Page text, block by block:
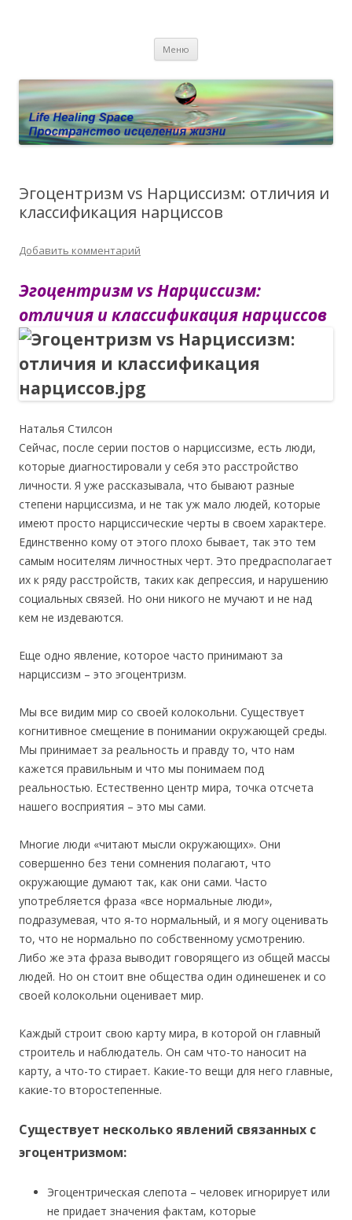
Личный сайт Елены Барымовой
исцелении воспоминанием и ренкарнационике. Услуги.
Меню
Эгоцентризм vs Нарциссизм: отличия и
классификация нарциссов
Добавить комментарий
Эгоцентризм vs Нарциссизм:
отличия и классификация нарциссов
Наталья Стилсон
Сейчас, после серии постов о нарциссизме, есть люди,
которые диагностировали у себя это расстройство
личности. Я уже рассказывала, что бывают разные
степени нарциссизма, и не так уж мало людей, которые
имеют просто нарциссические черты в своем характере.
Единственно кому от этого плохо бывает, так это тем
самым носителям личностных черт. Это предрасполагает
их к ряду расстройств, таких как депрессия, и нарушению
социальных связей. Но они никого не мучают и не над
кем не издеваются.
Еще одно явление, которое часто принимают за
нарциссизм – это эгоцентризм.
Мы все видим мир со своей колокольни. Существует
когнитивное смещение в понимании окружающей среды.
Мы принимает за реальность и правду то, что нам
кажется правильным и что мы понимаем под
реальностью. Естественно центр мира, точка отсчета
нашего восприятия – это мы сами.
Многие люди «читают мысли окружающих». Они
совершенно без тени сомнения полагают, что
окружающие думают так, как они сами. Часто
употребляется фраза «все нормальные люди»,
подразумевая, что я-то нормальный, и я могу оценивать
то, что не нормально по собственному усмотрению.
Либо же эта фраза выводит говорящего из общей массы
людей. Но он стоит вне общества один одинешенек и со
своей колокольни оценивает мир.
Каждый строит свою карту мира, в которой он главный
строитель и наблюдатель. Он сам что-то наносит на
карту, а что-то стирает. Какие-то вещи для него главные,
какие-то второстепенные.
Существует несколько явлений связанных с
эгоцентризмом:
Эгоцентрическая слепота – человек игнорирует или
не придает значения фактам, которые